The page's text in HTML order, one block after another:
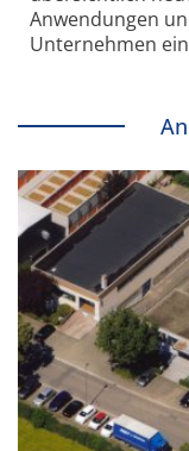
Anwendungen
Unternehmen